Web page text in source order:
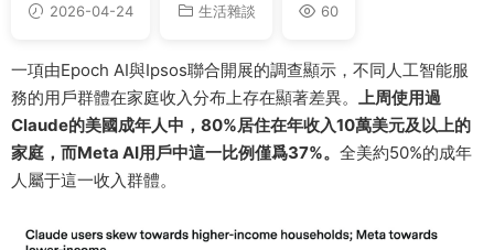
2026-04-24 生活雜談 60
一項由Epoch AI與Ipsos聯合開展的調查顯示，不同人工智能服
務的用戶群體在家庭收入分布上存在顯著差異。 上周使用過
Claude的美國成年人中，80%居住在年收入10萬美元及以上的
家庭，而Meta AI用戶中這一比例僅爲37%。 全美約50%的成年
人屬于這一收入群體。